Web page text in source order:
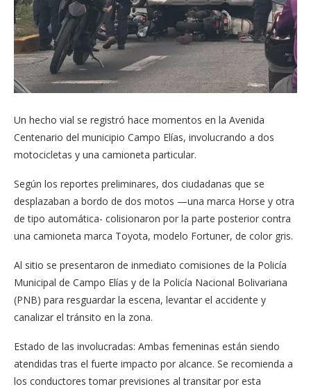
Un hecho vial se registró hace momentos en la Avenida
Centenario del municipio Campo Elías, involucrando a dos
motocicletas y una camioneta particular.
Según los reportes preliminares, dos ciudadanas que se
desplazaban a bordo de dos motos —una marca Horse y otra
de tipo automática- colisionaron por la parte posterior contra
una camioneta marca Toyota, modelo Fortuner, de color gris.
Al sitio se presentaron de inmediato comisiones de la Policía
Municipal de Campo Elías y de la Policía Nacional Bolivariana
(PNB) para resguardar la escena, levantar el accidente y
canalizar el tránsito en la zona.
Estado de las involucradas: Ambas femeninas están siendo
atendidas tras el fuerte impacto por alcance. Se recomienda a
los conductores tomar previsiones al transitar por esta